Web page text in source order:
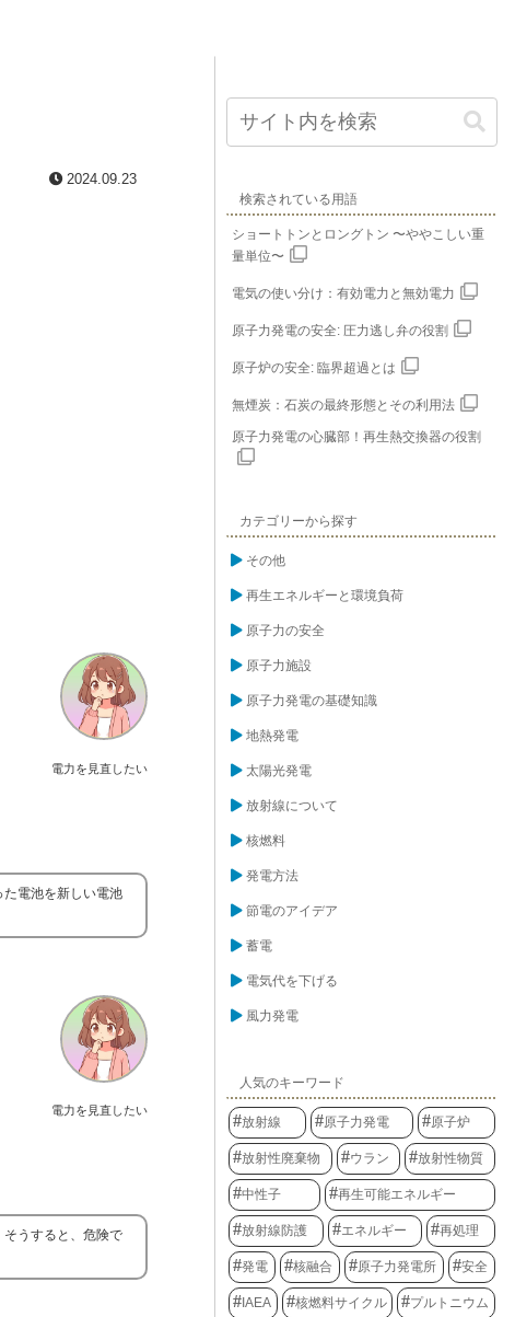
2024.09.23
電力を見直したい
た電池を新しい電池
電力を見直したい
うすると、危険で
検索されている用語
ショートトンとロングトン 〜ややこしい重
量単位〜
電気の使い分け：有効電力と無効電力
原子力発電の安全: 圧力逃し弁の役割
原子炉の安全: 臨界超過とは
無煙炭：石炭の最終形態とその利用法
原子力発電の心臓部！再生熱交換器の役割
カテゴリーから探す
その他
再生エネルギーと環境負荷
原子力の安全
原子力施設
原子力発電の基礎知識
地熱発電
太陽光発電
放射線について
核燃料
発電方法
節電のアイデア
蓄電
電気代を下げる
風力発電
人気のキーワード
放射線 原子力発電 原子炉
放射性廃棄物 ウラン 放射性物質
中性子 再生可能エネルギー
放射線防護 エネルギー 再処理
発電 核融合 原子力発電所 安全
IAEA 核燃料サイクル プルトニウム